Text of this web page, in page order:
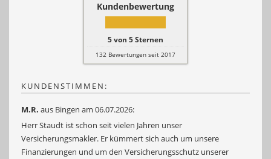
Kundenbewertung
5von 5Sternen
132 Bewertungen seit 2017
KUNDENSTIMMEN:
M.R. aus Bingen am 06.07.2026:
Herr Staudt ist schon seit vielen Jahren unser
Versicherungsmakler. Er kümmert sich auch um unsere
Finanzierungen und um den Versicherungsschutz unserer